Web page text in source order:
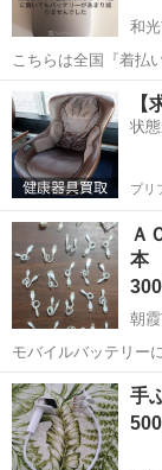
和
こちらは全国『着払い』と『
札口に手渡す事も可能
出しから出てきました。 塗装の剥がれや傷があります。 充
充電ができ...
埼玉 和光市
【
状
プリ
Ａ
本
朝
モバイルバッテリー
量にあるので、まと
いますが、家にいく
す。
埼玉 朝霞市
手